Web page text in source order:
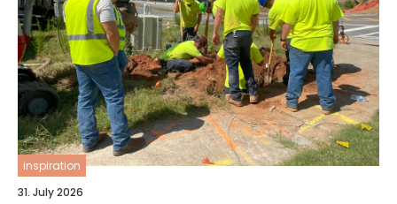
inspiration
31. July 2026